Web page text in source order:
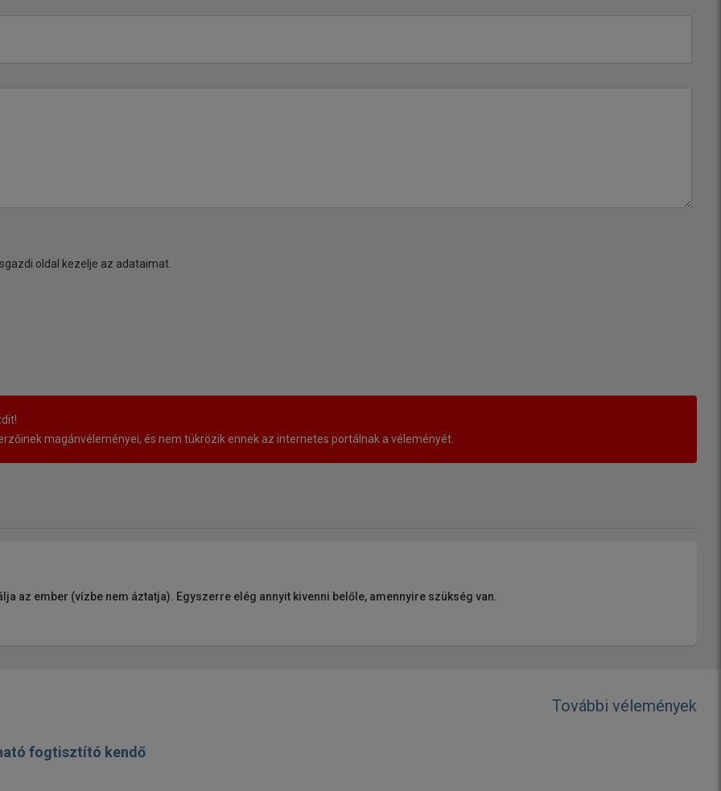
oldal kezelje az adataimat.
magánvéleményei, és nem tükrözik ennek az internetes portálnak a véleményét.
az ember (vízbe nem áztatja). Egyszerre elég annyit kivenni belőle, amennyire szükség van.
További vélemények
fogtisztító kendő